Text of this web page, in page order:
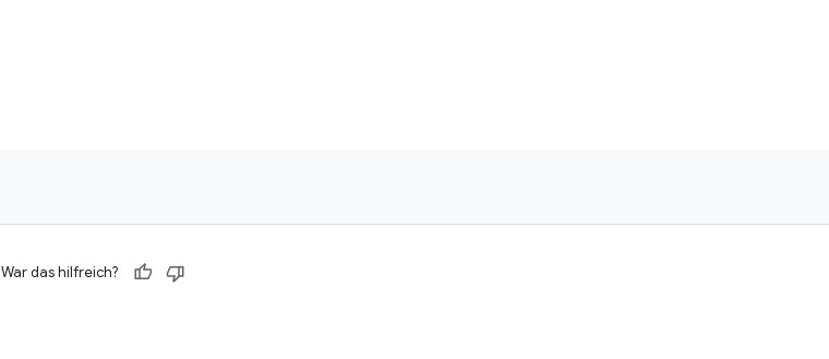
War das hilfreich?